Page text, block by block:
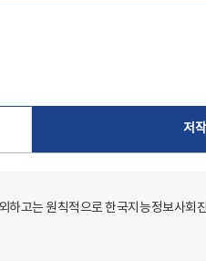
저
고는 원칙적으로 한국지능정보사회